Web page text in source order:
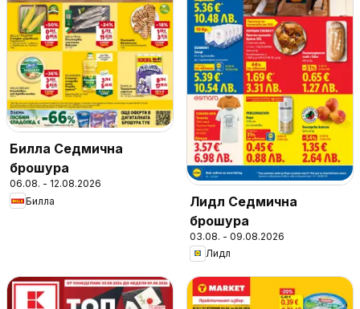
Билла Седмична
брошура
06.08. - 12.08.2026
Билла
Лидл Седмична
брошура
03.08. - 09.08.2026
Лидл